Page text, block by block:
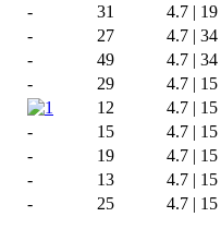
- 31 4.7 | 19
- 27 4.7 | 34
- 49 4.7 | 34
- 29 4.7 | 15
12 4.7 | 15
- 15 4.7 | 15
- 19 4.7 | 15
- 13 4.7 | 15
- 25 4.7 | 15